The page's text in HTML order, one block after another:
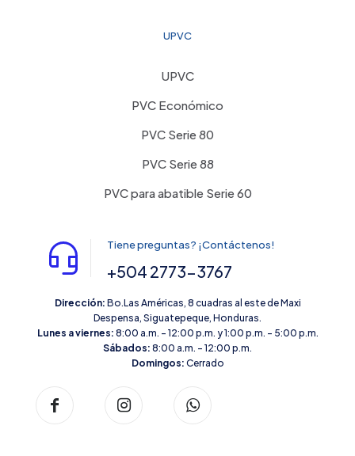
UPVC
UPVC
PVC Económico
PVC Serie 80
PVC Serie 88
PVC para abatible Serie 60
Tiene preguntas? ¡Contáctenos!
+504 2773-3767
Dirección: Bo.Las Américas, 8 cuadras al este de Maxi
Despensa, Siguatepeque, Honduras.
Lunes a viernes: 8:00 a.m. – 12:00 p.m. y 1:00 p.m. – 5:00 p.m.
Sábados: 8:00 a.m. – 12:00 p.m.
Domingos: Cerrado